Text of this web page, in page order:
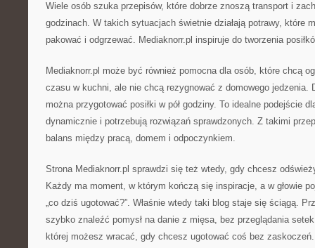
Wiele osób szuka przepisów, które dobrze znoszą transport i
godzinach. W takich sytuacjach świetnie działają potrawy, które
pakować i odgrzewać. Mediaknorr.pl inspiruje do tworzenia
Mediaknorr.pl może być również pomocna dla osób, które chcą
czasu w kuchni, ale nie chcą rezygnować z domowego jedzenia.
można przygotować posiłki w pół godziny. To idealne podejście
dynamicznie i potrzebują rozwiązań sprawdzonych. Z takimi
balans między pracą, domem i odpoczynkiem.
Strona Mediaknorr.pl sprawdzi się też wtedy, gdy chcesz
Każdy ma moment, w którym kończą się inspiracje, a w głowie
„co dziś ugotować?”. Właśnie wtedy taki blog staje się ściągą.
szybko znaleźć pomysł na danie z mięsa, bez przeglądania
której możesz wracać, gdy chcesz ugotować coś bez zaskoczeń.